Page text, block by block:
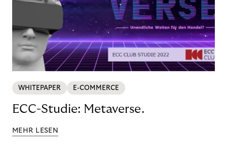
WHITEPAPER E-COMMERCE
ECC-Studie: Metaverse.
MEHR LESEN